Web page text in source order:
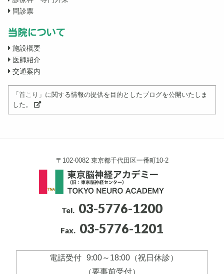
問診票
当院について
施設概要
医師紹介
交通案内
「首こり」に関する情報の提供を目的としたブログを公開いたしま
した。
〒102-0082 東京都千代田区一番町10-2
Tel. 03-5776-1200
Fax. 03-5776-1201
電話受付
9:00～18:00（祝日休診）
（要事前受付）